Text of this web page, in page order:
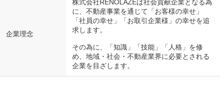
企業理念
株式会社RENOLAZEは社会貢献企業となる為
に、不動産事業を通じて「お客様の幸せ」
「社員の幸せ」「お取引企業様」の幸せを追
求します。
その為に、「知識」「技能」「人格」を修
め、地域・社会・不動産業界に必要とされる
企業を目ざします。